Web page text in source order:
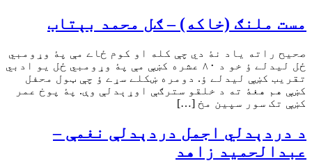
مست ملنګ (خاکه) – ګل محمد بېتاب
صحيح راته ياد نۀ دي چې کله او کوم ځاے مې پۀ وړومبي
ځل ليدلے ؤ خو د ٨٠ عشره کښې مې پۀ وړومبي ځل يو ادبي
تقريب کښې ليدلے ؤ. دومره ښکلے سړے ؤ چې ټول محفل
کښې هم هغۀ ته د خلقو سترګې اوړېدلې وې. پۀ پوخ عمر
کښې تک سور سپين مخ […]
د دردېدلي اجمل دردېدلې نغمې –
عبدالحميد زاهد